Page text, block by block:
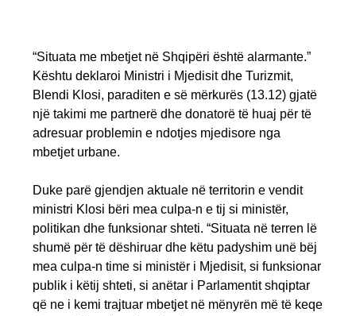
“Situata me mbetjet në Shqipëri është alarmante.”
Kështu deklaroi Ministri i Mjedisit dhe Turizmit,
Blendi Klosi, paraditen e së mërkurës (13.12) gjatë
një takimi me partnerë dhe donatorë të huaj për të
adresuar problemin e ndotjes mjedisore nga
mbetjet urbane.
Duke parë gjendjen aktuale në territorin e vendit
ministri Klosi bëri mea culpa-n e tij si ministër,
politikan dhe funksionar shteti. “Situata në terren lë
shumë për të dëshiruar dhe këtu padyshim unë bëj
mea culpa-n time si ministër i Mjedisit, si funksionar
publik i këtij shteti, si anëtar i Parlamentit shqiptar
që ne i kemi trajtuar mbetjet në mënyrën më të keqe